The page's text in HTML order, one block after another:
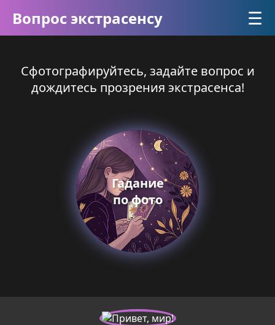
Вопрос экстрасенсу ☰
Сфотографируйтесь, задайте вопрос и
дождитесь прозрения экстрасенса!
Гадание
по фото